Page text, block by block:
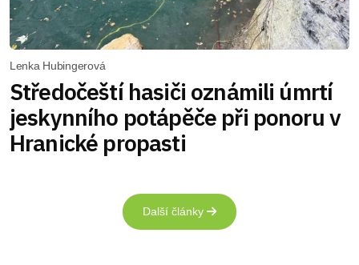
Lenka Hubingerová
Středočeští hasiči oznámili úmrtí
jeskynního potápěče při ponoru v
Hranické propasti
Další články